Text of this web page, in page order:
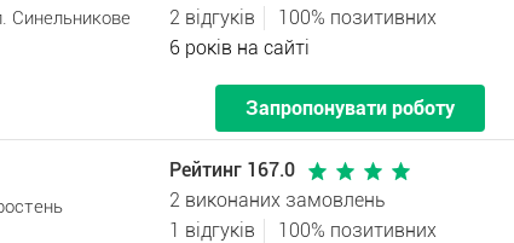
Синельникове
2 відгуків
100% позитивних
6 років на сайті
Запропонувати роботу
Рейтинг 167.0
2 виконаних замовлень
1 відгуків
100% позитивних